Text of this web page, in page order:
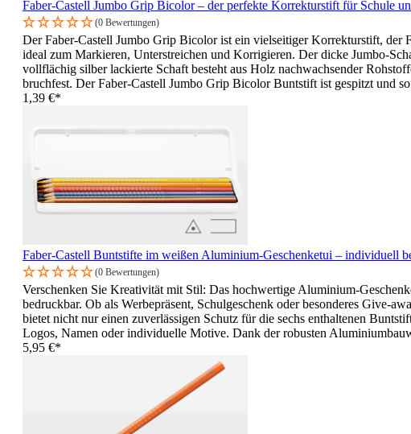
Faber-Castell Jumbo Grip Bicolor – der perfekte Korrekturstift für Schule
(0 Bewertungen)
Der Faber-Castell Jumbo Grip Bicolor ist ein vielseitiger Korrekturstift, der
ideal zum Markieren, Unterstreichen und Korrigieren. Der dicke Jumbo-
vollflächig silber lackierte Schaft besteht aus Holz nachwachsender
bruchfest. Der Faber-Castell Jumbo Grip Bicolor Buntstift ist gespitzt und
1,39 €*
Faber-Castell Buntstifte im weißen Aluminium-Geschenketui – individuell
(0 Bewertungen)
Verschenken Sie Kreativität mit Stil: Das hochwertige Aluminium-
bedruckbar. Ob als Werbepräsent, Schulgeschenk oder besonderes Give-
bietet nicht nur einen zuverlässigen Schutz für die sechs enthaltenen
Logos, Namen oder individuelle Motive. Dank der robusten
5,95 €*